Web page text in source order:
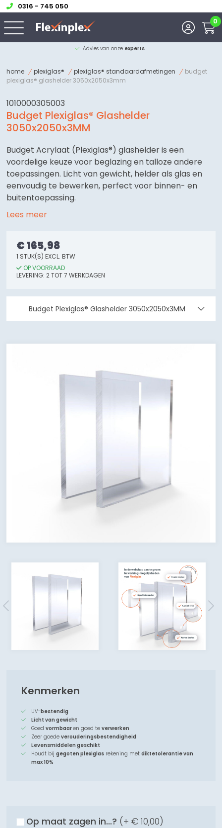
0316 - 745 050
0
13 jaarervaring
home plexiglas® plexiglas® standaardafmetingen
budget
plexiglas® glashelder 3050x2050x3mm
1010000305003
Budget Plexiglas® Glashelder
3050x2050x3MM
Budget Acrylaat (Plexiglas®) glashelder is een
voordelige keuze voor beglazing en talloze andere
toepassingen. Licht van gewicht, helder als glas en
eenvoudig te bewerken, perfect voor binnen- en
buitentoepassing.
Lees meer
€ 165,98
1 STUK(S) EXCL. BTW
OP VOORRAAD
LEVERING: 2 TOT 7 WERKDAGEN
Budget Plexiglas® Glashelder 3050x2050x3MM
Kenmerken
UV-bestendig
Licht van gewicht
Goedvormbaaren goed teverwerken
Zeer goedeverouderingsbestendigheid
Levensmiddelen geschikt
Houdt bijgegoten plexiglas rekening metdiktetolerantie van
max 10%
Op maat zagen in...? (+€ 10,00)